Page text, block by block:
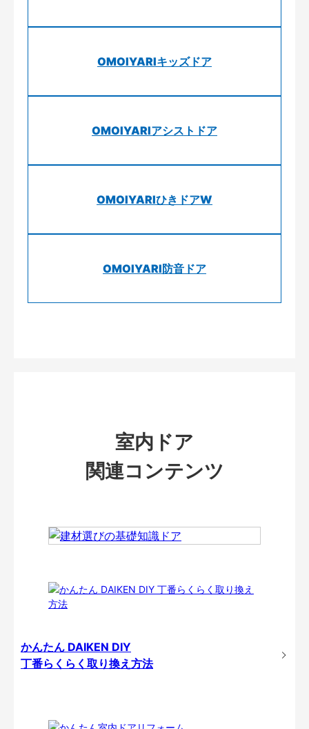
OMOIYARIキッズドア
OMOIYARIアシストドア
OMOIYARIひきドアW
OMOIYARI防音ドア
室内ドア
関連コンテンツ
かんたん DAIKEN DIY
丁番らくらく取り換え方法